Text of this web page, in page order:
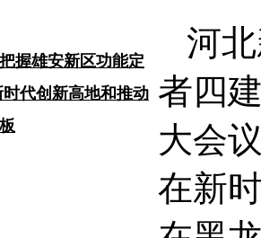
握雄安新区功能定
代创新高地和推动
河
者四
大会
在新